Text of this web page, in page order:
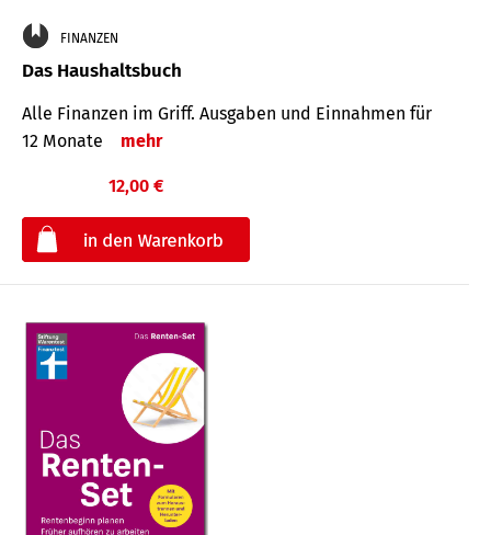
FINANZEN
Das Haushaltsbuch
Alle Finanzen im Griff. Aus­gaben und Ein­nahmen für
12 Monate
mehr
12,00 €